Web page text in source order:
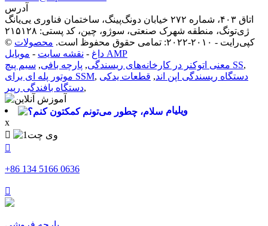
آدرس
اتاق ۴۰۳، شماره ۲۷۲ خیابان دونگ‌پینگ، ساختمان فناوری یی‌یانگ
ژی‌تونگ، منطقه شهرک صنعتی، سوژو، چین، کد پستی: ۲۱۵۱۲۸
© کپی‌رایت - ۲۰۱۰-۲۰۲۲: تمامی حقوق محفوظ است.
محصولات
داغ - نقشه سایت -
موبایل AMP
معنی اتوکنر در کارخانه‌های ریسندگی, پارچه بافی, سیم پیچ SS,
موتور پله ای برای SSM, دستگاه ریسندگی اپن اند, قطعات یدکی
دستگاه بافندگی رپیر,
ویلیام
x


‎+86 134 5166 0636‎
